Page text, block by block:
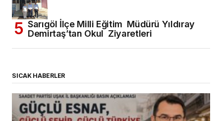
Sarıgöl İlçe Milli Eğitim Müdürü Yıldıray
Demirtaş’tan Okul Ziyaretleri
SICAK HABERLER